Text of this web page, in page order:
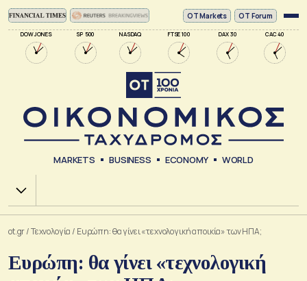
DOW JONES SP 500 NASDAQ FTSE 100 DAX 30 CAC 40
ΟΤ Markets OT Forum
MARKETS BUSINESS ECONOMY WORLD
Χ.Α.
ot.gr/Τεχνολογία / Ευρώπη: θα γίνει «τεχνολογική αποικία» των ΗΠΑ;
Ευρώπη: θα γίνει «τεχνολογική